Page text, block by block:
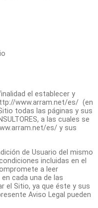
el establecer y
www.arram.net/es/ (en
todas las páginas y sus
a las cuales se
es/ y sus
de Usuario del mismo
incluidas en el
a leer
cada una de las
el Sitio, ya que éste y sus
Aviso Legal pueden